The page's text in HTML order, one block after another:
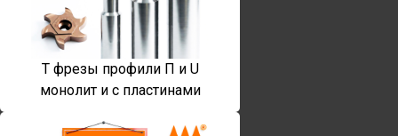
T фрезы профили П и U
монолит и с пластинами